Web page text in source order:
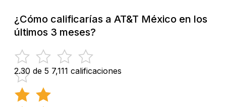
¿Cómo calificarías a AT&T México en los
últimos 3 meses?
2.30 de 5 7,111 calificaciones